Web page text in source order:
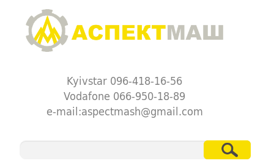
Kyivstar 096-418-16-56
Vodafone 066-950-18-89
e-mail:aspectmash@gmail.com